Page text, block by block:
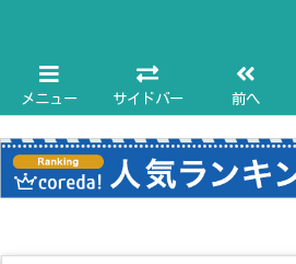
メニュー サイドバー 前へ